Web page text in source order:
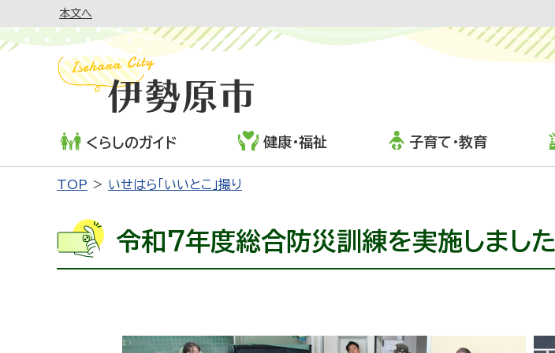
本文へ
くらしのガイド 健康・福祉 子育て・教育
TOP いせはら「いいとこ」撮り
令和7年度総合防災訓練を実施しました